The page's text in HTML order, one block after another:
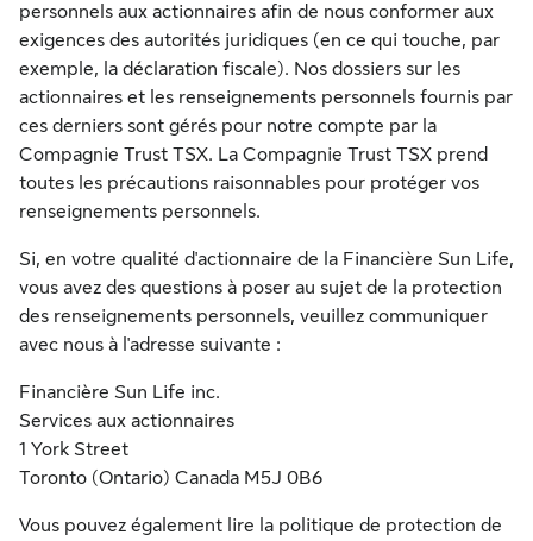
personnels aux actionnaires afin de nous conformer aux
exigences des autorités juridiques (en ce qui touche, par
exemple, la déclaration fiscale). Nos dossiers sur les
actionnaires et les renseignements personnels fournis par
ces derniers sont gérés pour notre compte par la
Compagnie Trust TSX. La Compagnie Trust TSX prend
toutes les précautions raisonnables pour protéger vos
renseignements personnels.
Si, en votre qualité d'actionnaire de la Financière Sun Life,
vous avez des questions à poser au sujet de la protection
des renseignements personnels, veuillez communiquer
avec nous à l'adresse suivante :
Financière Sun Life inc.
Services aux actionnaires
1 York Street
Toronto (Ontario) Canada M5J 0B6
Vous pouvez également lire la politique de protection de